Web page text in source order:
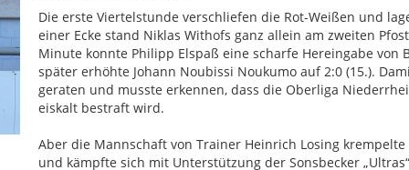
Die erste Viertelstunde verschliefen die Rot-Weißen und
einer Ecke stand Niklas Withofs ganz allein am zweiten
Minute konnte Philipp Elspaß eine scharfe Hereingabe von
später erhöhte Johann Noubissi Noukumo auf 2:0 (15.).
geraten und musste erkennen, dass die Oberliga
eiskalt bestraft wird.
Aber die Mannschaft von Trainer Heinrich Losing
und kämpfte sich mit Unterstützung der Sonsbecker